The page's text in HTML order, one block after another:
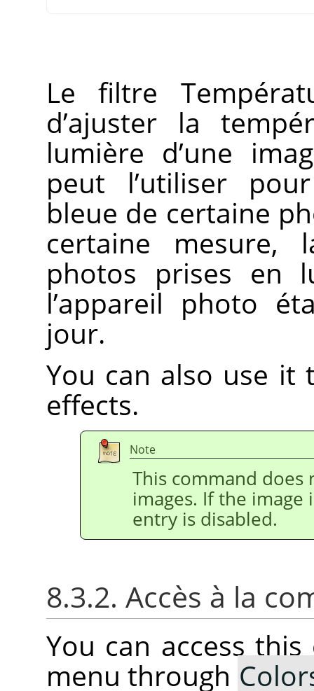
Le filtre
d’ajuster la
lumière d’une
peut l’utiliser
bleue de certaine
certaine mesure,
photos prises en
l’appareil photo
jour.
You can also use it
effects.
Note
This command does
images. If the image
entry is disabled.
8.3.2. Accès à la
You can access
menu through